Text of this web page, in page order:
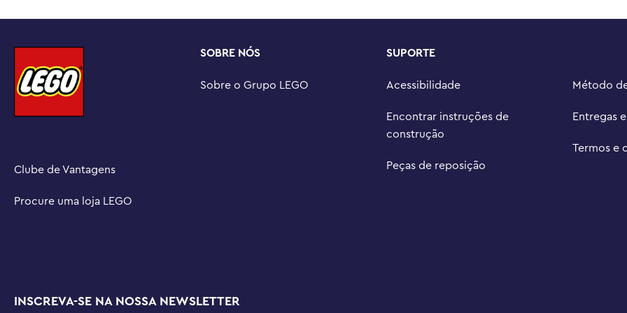
surpresa, contendo 1 brinquedo surpresa, 1 carta de baralho e instruções de montagem em
UMA MÃOZINHA – Descubra instruções digitais no aplicativo LEGO® Builder, onde as
crianças podem ampliar e girar os modelos usando instruções em 3D, acompanhar seu
progresso e salvar conjuntos à medida que desenvolvem novas habilidades.
Clube de Vantagens
Procure uma loja LEGO
SOBRE NÓS
Sobre o Grupo LEGO
SUPORTE
Acessibilidade
Encontrar instruções de
construção
Peças de reposição
Método
Entregas
Termos e
INSCREVA-SE NA NOSSA NEWSLETTER